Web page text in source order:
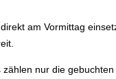
am Vormittag
nur die